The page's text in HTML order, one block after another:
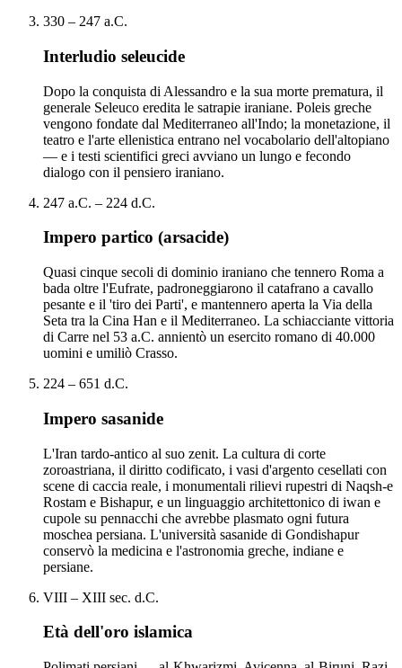
330 – 247 a.C.
Interludio seleucide
Dopo la conquista di Alessandro e la sua morte prematura, il
generale Seleuco eredita le satrapie iraniane. Poleis greche
vengono fondate dal Mediterraneo all'Indo; la monetazione, il
teatro e l'arte ellenistica entrano nel vocabolario dell'altopiano
— e i testi scientifici greci avviano un lungo e fecondo
dialogo con il pensiero iraniano.
247 a.C. – 224 d.C.
Impero partico (arsacide)
Quasi cinque secoli di dominio iraniano che tennero Roma a
bada oltre l'Eufrate, padroneggiarono il catafrano a cavallo
pesante e il 'tiro dei Parti', e mantennero aperta la Via della
Seta tra la Cina Han e il Mediterraneo. La schiacciante vittoria
di Carre nel 53 a.C. annientò un esercito romano di 40.000
uomini e umiliò Crasso.
224 – 651 d.C.
Impero sasanide
L'Iran tardo-antico al suo zenit. La cultura di corte
zoroastriana, il diritto codificato, i vasi d'argento cesellati con
scene di caccia reale, i monumentali rilievi rupestri di Naqsh-e
Rostam e Bishapur, e un linguaggio architettonico di iwan e
cupole su pennacchi che avrebbe plasmato ogni futura
moschea persiana. L'università sasanide di Gondishapur
conservò la medicina e l'astronomia greche, indiane e
persiane.
VIII – XIII sec. d.C.
Età dell'oro islamica